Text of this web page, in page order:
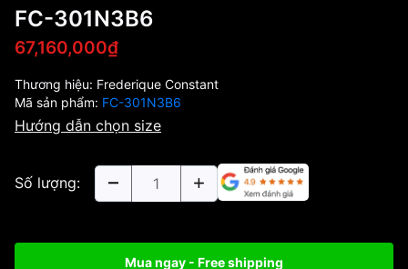
FC-301N3B6
67,160,000₫
Thương hiệu: Frederique Constant
Mã sản phẩm: FC-301N3B6
Hướng dẫn chọn size
Số lượng:
Mua ngay - Free shipping